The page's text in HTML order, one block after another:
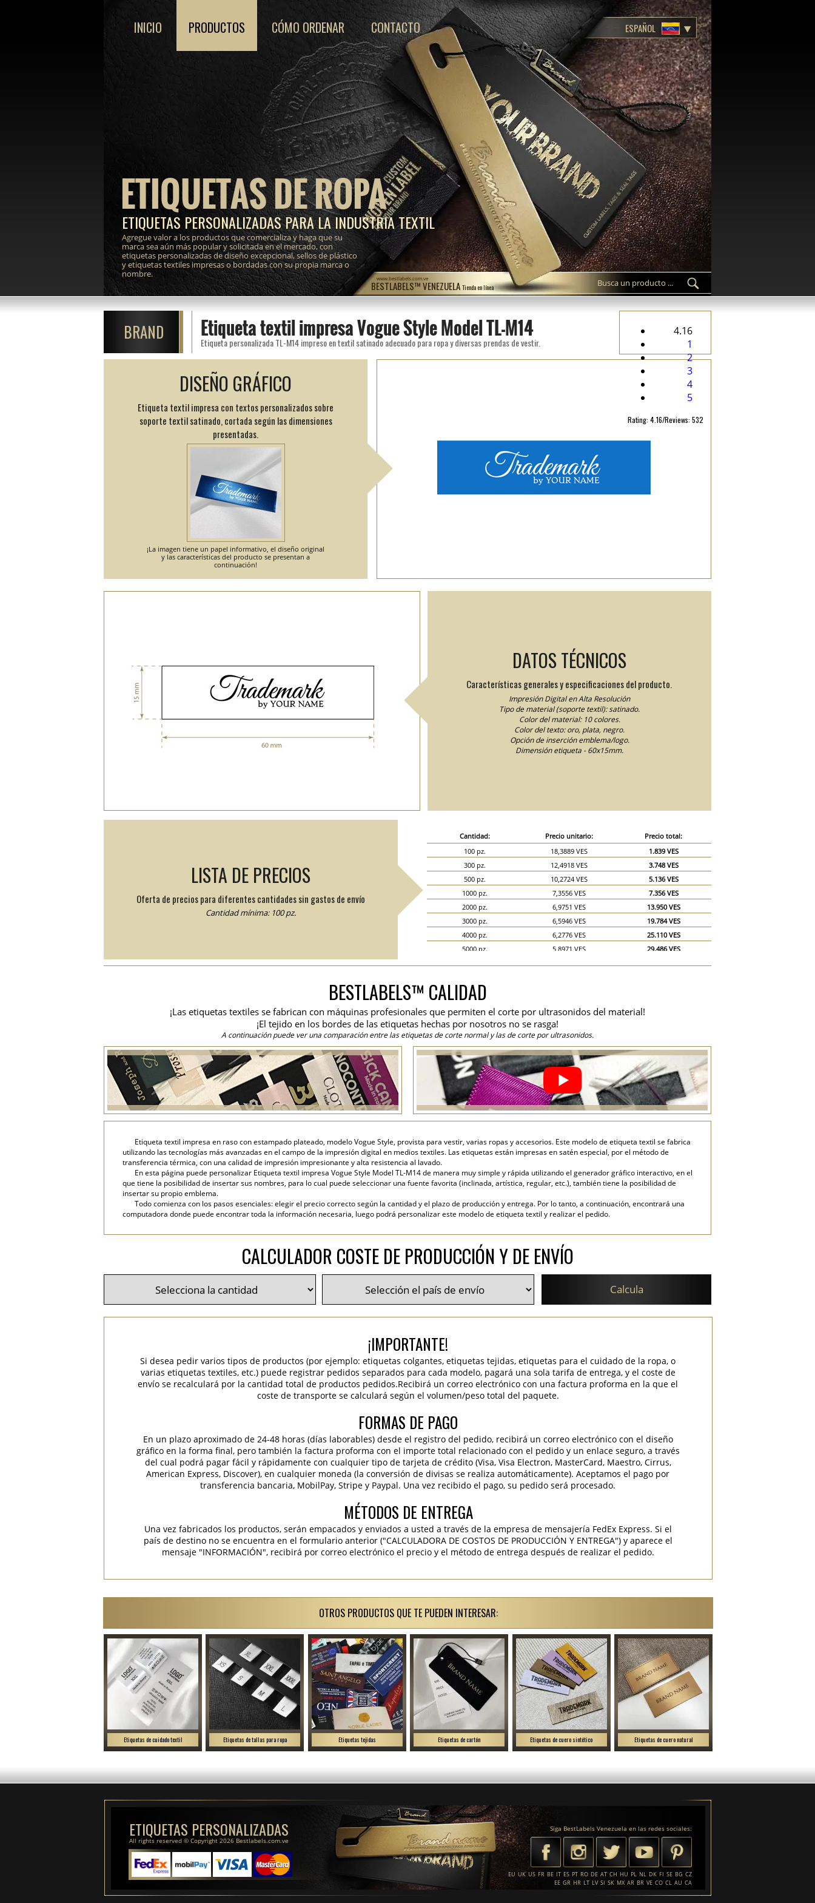
BESTLABELS™ VENEZUELA Tienda en línea
www.bestlabels.com.ve
ETIQUETAS DE ROPA
ETIQUETAS PERSONALIZADAS PARA LA INDUSTRIA TEXTIL
Agregue valor a los productos que comercializa y haga que su
marca sea aún más popular y solicitada en el mercado, con
etiquetas personalizadas de diseño excepcional, sellos de plástico
y etiquetas textiles impresas o bordadas con su propia marca o
nombre.
INICIO PRODUCTOS CÓMO ORDENAR CONTACTO ESPAÑOL
BRAND Etiqueta textil impresa Vogue Style Model TL-M14
Etiqueta personalizada TL-M14 impreso en textil satinado adecuado para ropa y diversas prendas de vestir.
4.16
1
2
3
4
5
Rating: 4.16/Reviews: 532
DISEÑO GRÁFICO
Etiqueta textil impresa con textos personalizados sobre
soporte textil satinado, cortada según las dimensiones
presentadas.
¡La imagen tiene un papel informativo, el diseño original
y las características del producto se presentan a
continuación!
DATOS TÉCNICOS
Características generales y especificaciones del producto.
Impresión Digital en Alta Resolución
Tipo de material (soporte textil): satinado.
Color del material: 10 colores.
Color del texto: oro, plata, negro.
Opción de inserción emblema/logo.
Dimensión etiqueta - 60x15mm.
LISTA DE PRECIOS
Oferta de precios para diferentes cantidades sin gastos de envío
Cantidad mínima: 100 pz.
Cantidad: Precio unitario:
Precio total:
100 pz.
18,3889 VES
1.839 VES
300 pz.
12,4918 VES
3.748 VES
500 pz.
10,2724 VES
5.136 VES
1000 pz.
7,3556 VES
7.356 VES
2000 pz.
6,9751 VES
13.950 VES
3000 pz.
6,5946 VES
19.784 VES
4000 pz.
6,2776 VES
25.110 VES
5000 pz.
5,8971 VES
29.486 VES
8000 pz.
4,0582 VES
15000 pz.
3,6778 VES
20000 pz.
3,2973 VES 65.946 VES
BESTLABELS™ CALIDAD
¡Las etiquetas textiles se fabrican con máquinas profesionales que permiten el corte por ultrasonidos del material!
¡El tejido en los bordes de las etiquetas hechas por nosotros no se rasga!
A continuación puede ver una comparación entre las etiquetas de corte normal y las de corte por ultrasonidos.
Etiqueta textil impresa en raso con estampado plateado, modelo Vogue Style, provista para vestir, varias ropas y accesorios. Este modelo de etiqueta textil se fabrica
utilizando las tecnologías más avanzadas en el campo de la impresión digital en medios textiles. Las etiquetas están impresas en satén especial, por el método de
transferencia térmica, con una calidad de impresión impresionante y alta resistencia al lavado.
En esta página puede personalizar Etiqueta textil impresa Vogue Style Model TL-M14 de manera muy simple y rápida utilizando el generador gráfico interactivo, en el
que tiene la posibilidad de insertar sus nombres, para lo cual puede seleccionar una fuente favorita (inclinada, artística, regular, etc.), también tiene la posibilidad de
insertar su propio emblema.
Todo comienza con los pasos esenciales: elegir el precio correcto según la cantidad y el plazo de producción y entrega. Por lo tanto, a continuación, encontrará una
computadora donde puede encontrar toda la información necesaria, luego podrá personalizar este modelo de etiqueta textil y realizar el pedido.
CALCULADOR COSTE DE PRODUCCIÓN Y DE ENVÍO
Calcula
¡IMPORTANTE!
Si desea pedir varios tipos de productos (por ejemplo: etiquetas colgantes, etiquetas tejidas, etiquetas para el cuidado de la ropa, o
varias etiquetas textiles, etc.) puede registrar pedidos separados para cada modelo, pagará una sola tarifa de entrega, y el coste de
envío se recalculará por la cantidad total de productos pedidos.Recibirá un correo electrónico con una factura proforma en la que el
coste de transporte se calculará según el volumen/peso total del paquete.
FORMAS DE PAGO
En un plazo aproximado de 24-48 horas (días laborables) desde el registro del pedido, recibirá un correo electrónico con el diseño
gráfico en la forma final, pero también la factura proforma con el importe total relacionado con el pedido y un enlace seguro, a través
del cual podrá pagar fácil y rápidamente con cualquier tipo de tarjeta de crédito (Visa, Visa Electron, MasterCard, Maestro, Cirrus,
American Express, Discover), en cualquier moneda (la conversión de divisas se realiza automáticamente). Aceptamos el pago por
transferencia bancaria, MobilPay, Stripe y Paypal. Una vez recibido el pago, su pedido será procesado.
MÉTODOS DE ENTREGA
Una vez fabricados los productos, serán empacados y enviados a usted a través de la empresa de mensajería FedEx Express. Si el
país de destino no se encuentra en el formulario anterior ("CALCULADORA DE COSTOS DE PRODUCCIÓN Y ENTREGA") y aparece el
mensaje "INFORMACIÓN", recibirá por correo electrónico el precio y el método de entrega después de realizar el pedido.
OTROS PRODUCTOS QUE TE PUEDEN INTERESAR:
Etiquetas de cuidado textil Etiquetas de tallas para ropa Etiquetas tejidas Etiquetas de cartón Etiquetas de cuero sintético Etiquetas de cuero natural
ETIQUETAS PERSONALIZADAS
All rights reserved © Copyright 2026 Bestlabels.com.ve
Siga BestLabels Venezuela en las redes sociales:
EU UK US FR BE IT ES PT RO DE AT CH HU PL NL DK FI SE BG CZ
EE GR HR LT LV SI SK MX AR BR VE CO CL AU CA